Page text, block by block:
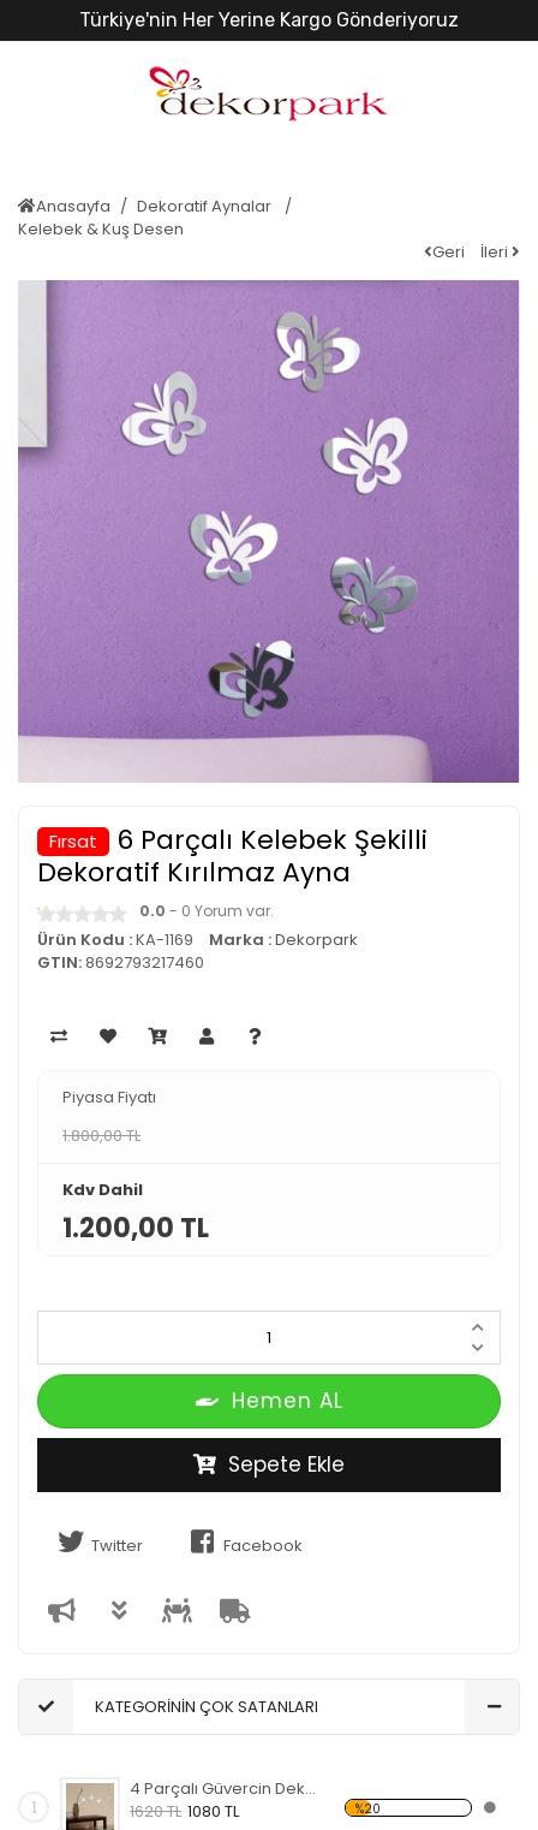
Türkiye'nin Her Yerine Kargo Gönderiyoruz
Anasayfa
Dekoratif Aynalar
Kelebek & Kuş Desen
Geri
İleri
Fırsat
6 Parçalı Kelebek Şekilli
Dekoratif Kırılmaz Ayna
0.0 - 0 Yorum var.
Ürün Kodu :KA-1169 Marka :Dekorpark
GTIN:8692793217460
Piyasa Fiyatı
1.800,00 TL
Kdv Dahil
1.200,00 TL
Hemen AL
Sepete Ekle
Twitter Facebook
KATEGORİNİN ÇOK SATANLARI
1
4 Parçalı Güvercin Dekoratif Kırılmaz Ayna
1620 TL 1080 TL %20